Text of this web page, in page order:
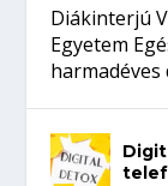
Diákinterjú
Egyetem
harmadéves